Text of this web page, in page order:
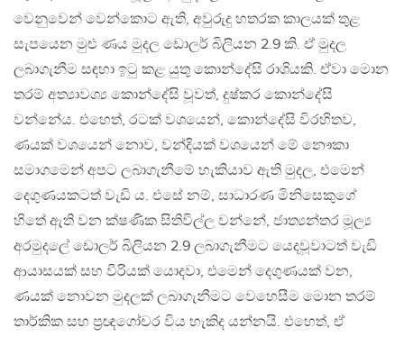
වෙනුවෙන් වෙන්කොට ඇති, අවුරුදු හතරක කාලයක් තුළ
සැපයෙන මුළු ණය මුදල ඩොලර් බිලියන 2.9 කි. ඒ මුදල
ලබාගැනීම සඳහා ඉටු කළ යුතු කොන්දේසි රාශියකි. ඒවා මොන
තරම් අත්‍යාවශ්‍ය කොන්දේසි වූවත්, දුෂ්කර කොන්දේසි
වන්නේය. එහෙත්, රටක් වශයෙන්, කොන්දේසි විරහිතව,
ණයක් වශයෙන් නොව, වන්දියක් වශයෙන් මේ නෞකා
සමාගමෙන් අපට ලබාගැනීමේ හැකියාව ඇති මුදල, එමෙන්
දෙගුණයකටත් වැඩි ය. එසේ නම්, සාධාරණ මිනිසෙකුගේ
හිතේ ඇති වන ක්ෂණික සිතිවිල්ල වන්නේ, ජාත්‍යන්තර මූල්‍ය
අරමුදලේ ඩොලර් බිලියන 2.9 ලබාගැනීමට යෙදවූවාටත් වැඩි
ආයාසයක් සහ වීරියක් යොදවා, එමෙන් දෙගුණයක් වන,
ණයක් නොවන මුදලක් ලබාගැනීමට වෙහෙසීම මොන තරම්
තාර්කික සහ ප්‍රඥගෝචර විය හැකිද යන්නයි. එහෙත්, ඒ